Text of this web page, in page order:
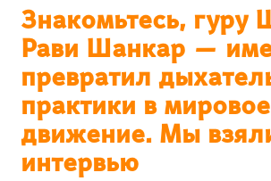
Знакомьтесь,
Рави Шанкар —
превратил
практики в мировое
движение. Мы
интервью